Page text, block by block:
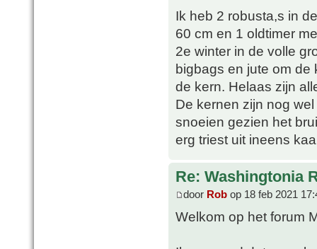
Ik heb 2 robusta,s in
60 cm en 1 oldtimer
2e winter in de volle
bigbags en jute om de
de kern. Helaas zijn
De kernen zijn nog
snoeien gezien het
erg triest uit ineens
Re: Washingtonia
door Rob op 18 feb 2021
Welkom op het forum